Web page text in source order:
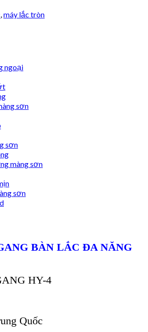
,máy lắc tròn
ngoại
sơn
sơn
màng sơn
sơn
BÀN LẮC ĐA NĂNG
HY-4
Quốc